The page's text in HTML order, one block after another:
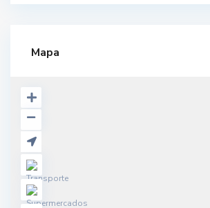
Mapa